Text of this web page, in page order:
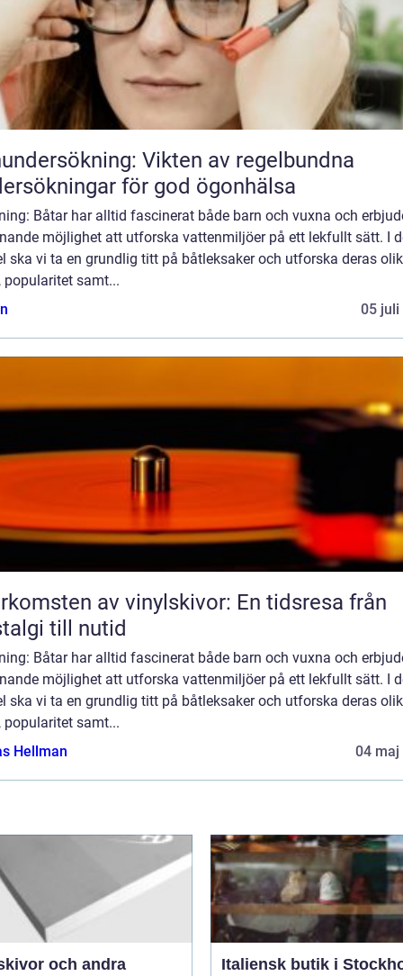
Vikten av regelbundna
för god ögonhälsa
Båtar har alltid fascinerat både barn och vuxna och
möjlighet att utforska vattenmiljöer på ett lekfullt sätt. I
ska vi ta en grundlig titt på båtleksaker och utforska deras
popularitet samt...
05 juli
av vinylskivor: En tidsresa från
till nutid
Båtar har alltid fascinerat både barn och vuxna och
möjlighet att utforska vattenmiljöer på ett lekfullt sätt. I
ska vi ta en grundlig titt på båtleksaker och utforska deras
popularitet samt...
Hellman
04 maj
och andra Italiensk butik i